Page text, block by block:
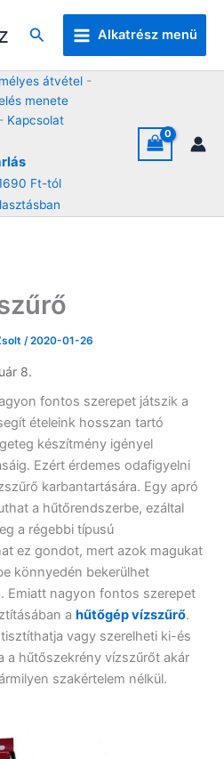
Keresés Alkatrész menü
átvétel -
menete
- Kapcsolat
Ft-tól
/2020-01-26
8.
fontos szerepet játszik a
ételeink hosszan tartó
készítmény igényel
Ezért érdemes odafigyelni
karbantartására. Egy apró
a hűtőrendszerbe, ezáltal
a régebbi típusú
ez gondot, mert azok magukat
könnyedén bekerülhet
Emiatt nagyon fontos szerepet
ahűtőgép vízszűrő.
vagy szerelheti ki-és
a hűtőszekrény vízszűrőt akár
szakértelem nélkül.